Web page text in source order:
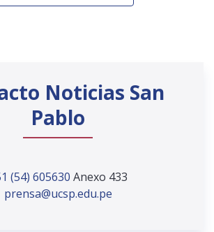
Noticias San
Pablo
(54) 605630 Anexo 433
prensa@ucsp.edu.pe